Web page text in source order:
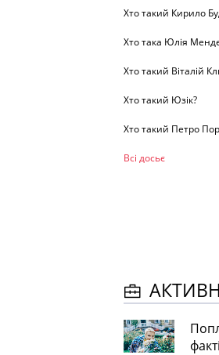
Хто такий Кирило
Хто така Юлія
Хто такий Віталій
Хто такий Юзік?
Хто такий Петро
Всі досьє